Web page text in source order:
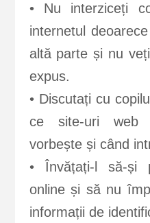
• Nu interziceți
internetul
altă parte și nu
expus.
• Discutați cu
ce site-uri web
vorbește și când
• Învățați-l să-și
online și să nu
informații de